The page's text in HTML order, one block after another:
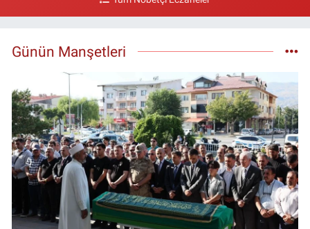
Günün Manşetleri